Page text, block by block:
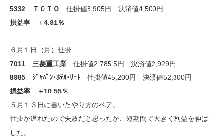
5332 ＴＯＴＯ
仕掛値3,905円 決済値4,500円
損益率 ＋4.81％
６月１日（月）仕掛
7011 三菱重工業 仕掛値2,785.5円 決済値2,929円
8985 ｼﾞｬﾊﾟﾝ･ﾎﾃﾙ･ﾘｰﾄ 仕掛値45,200円 決済値52,300円
損益率 ＋10.55％
５月１３日に書いたやり方のペア。
仕掛が遅れたので失敗だと思ったが、短期間で大きく利益を伸ば
した。